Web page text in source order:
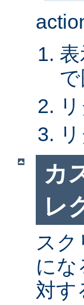
カ
レ
スク
にな
対す